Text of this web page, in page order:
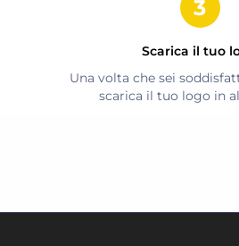
Scarica il tuo
Una volta che sei
scarica il tuo logo in